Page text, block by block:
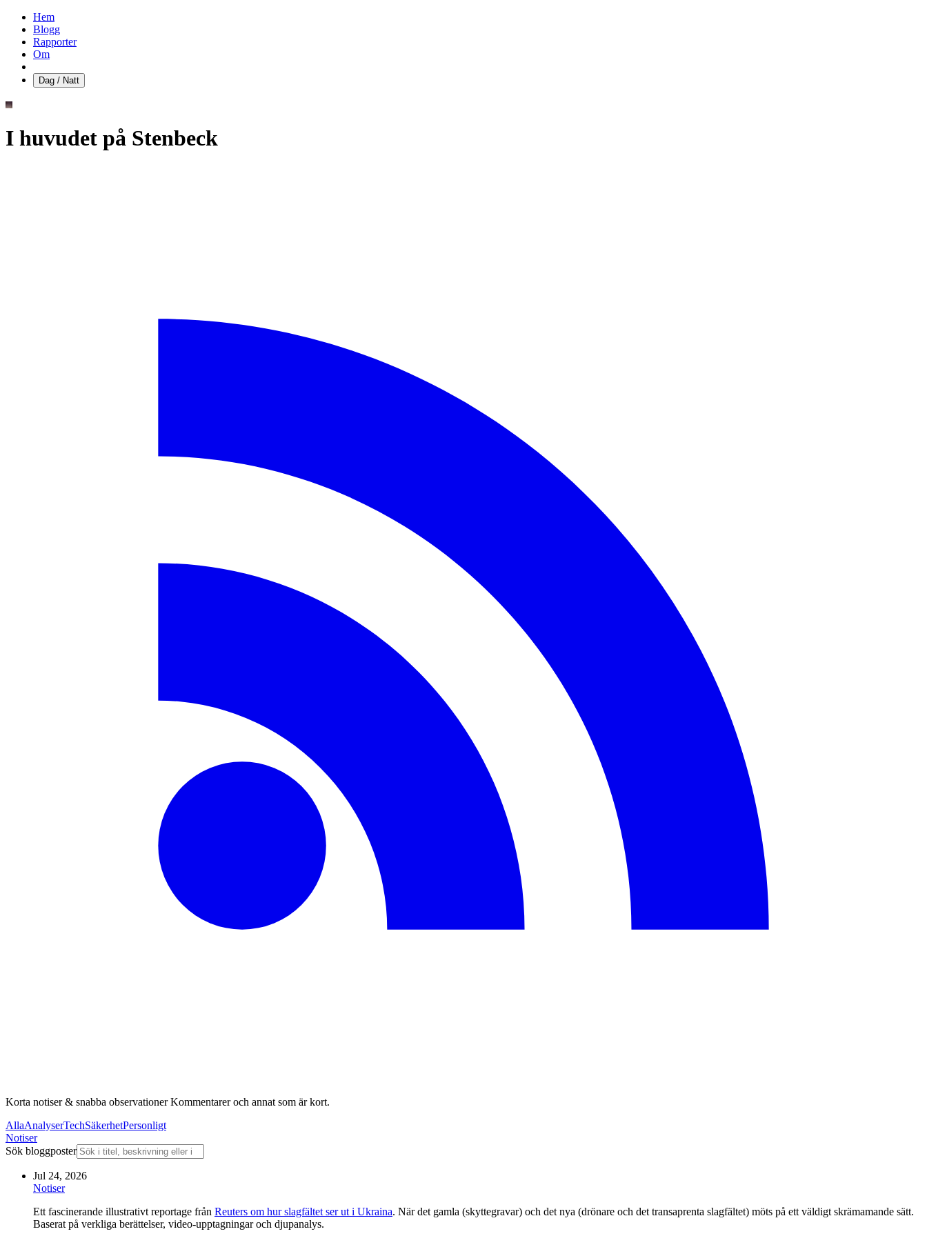
Hem
Blogg
Rapporter
Om
Dag / Natt
I huvudet på Stenbeck
Korta notiser & snabba observationer Kommentarer och annat som är kort.
AllaAnalyserTechSäkerhetPersonligt
Notiser
Sök bloggposter
Jul 24, 2026
Notiser
Ett fascinerande illustrativt reportage från Reuters om hur slagfältet ser ut i Ukraina. När det gamla (skyttegravar) och det nya (drönare och det transaprenta slagfältet) möts på ett väldigt skrämamande sätt.
Baserat på verkliga berättelser, video-upptagningar och djupanalys.